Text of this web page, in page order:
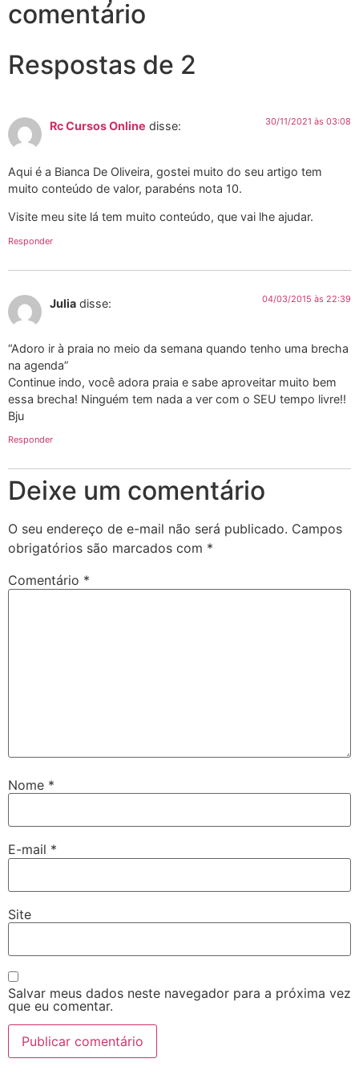
comentário
Respostas de 2
Rc Cursos Online disse: 30/11/2021 às 03:08
Aqui é a Bianca De Oliveira, gostei muito do seu artigo tem
muito conteúdo de valor, parabéns nota 10.
Visite meu site lá tem muito conteúdo, que vai lhe ajudar.
Responder
Julia disse: 04/03/2015 às 22:39
“Adoro ir à praia no meio da semana quando tenho uma brecha
na agenda”
Continue indo, você adora praia e sabe aproveitar muito bem
essa brecha! Ninguém tem nada a ver com o SEU tempo livre!!
Bju
Responder
Deixe um comentário
O seu endereço de e-mail não será publicado. Campos
obrigatórios são marcados com *
Comentário *
Nome *
E-mail *
Site
Salvar meus dados neste navegador para a próxima vez
que eu comentar.